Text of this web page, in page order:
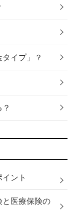
イプ」？
ント
と医療保険の